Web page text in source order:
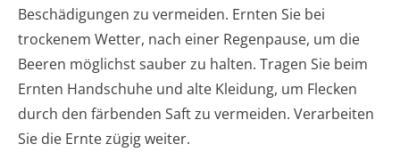
Beschädigungen zu vermeiden. Ernten Sie bei
trockenem Wetter, nach einer Regenpause, um die
Beeren möglichst sauber zu halten. Tragen Sie beim
Ernten Handschuhe und alte Kleidung, um Flecken
durch den färbenden Saft zu vermeiden. Verarbeiten
Sie die Ernte zügig weiter.